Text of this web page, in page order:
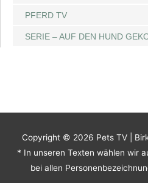
PFERD TV
SERIE – AUF DEN HUND
Copyright © 2026 Pets TV |
* In unseren Texten wählen wir
bei allen